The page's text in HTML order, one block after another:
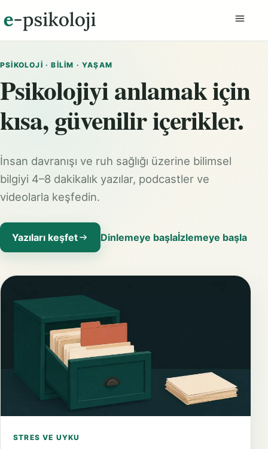
PSIKOLOJI · BILIM · YAŞAM
Psikolojiyi anlamak için
kısa, güvenilir içerikler.
İnsan davranışı ve ruh sağlığı üzerine bilimsel
bilgiyi 4–8 dakikalık yazılar, podcastler ve
videolarla keşfedin.
Yazıları keşfet Dinlemeye başlaİzlemeye başla
STRES VE UYKU